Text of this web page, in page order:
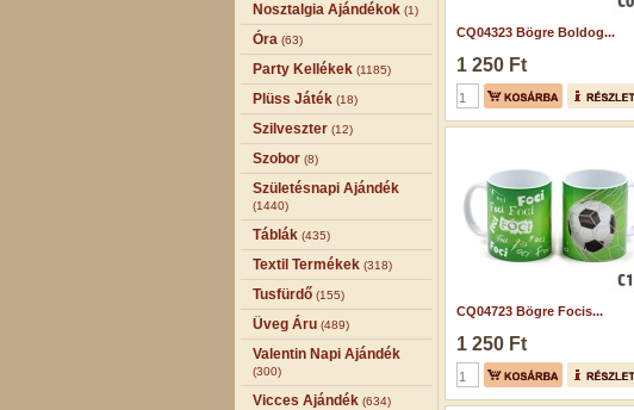
Nosztalgia Ajándékok (1)
Óra (63)
Party Kellékek (1185)
Plüss Játék (18)
Szilveszter (12)
Szobor (8)
Születésnapi Ajándék
(1440)
Táblák (435)
Textil Termékek (318)
Tusfürdő (155)
Üveg Áru (489)
Valentin Napi Ajándék
(300)
Vicces Ajándék (634)
CQ04323 Bögre Boldog...
1 250 Ft
CQ04723 Bögre Focis...
1 250 Ft